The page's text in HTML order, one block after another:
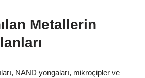
Metallerin
NAND yongaları, mikroçipler ve